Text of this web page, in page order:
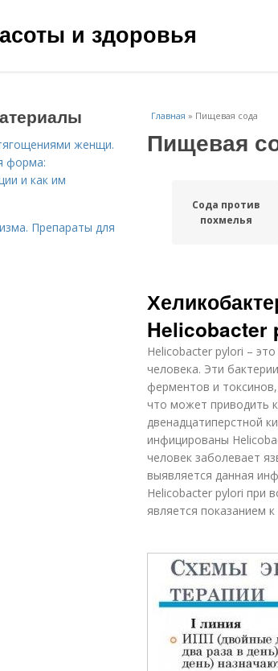
и здоровья
Главная » Пищевая сода
Пищевая
Сода против
похмелья
Helicobacter
Helicobacter pylori –
человека. Эти
ферментов и
что может приводить
двенадцатиперстной
инфицированы
человек заболевает
выявляется данная
Helicobacter pylori при
является показанием
женщи.
форма:
и как им
Препараты для